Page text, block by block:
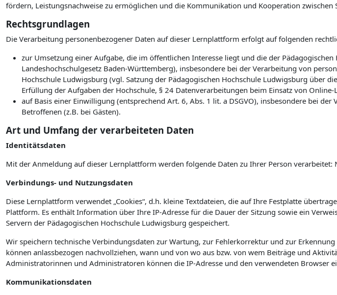
fördern, Leistungsnachweise zu ermöglichen und die Kommunikation und Kooperation
Rechtsgrundlagen
Die Verarbeitung personenbezogener Daten auf dieser Lernplattform erfolgt auf folgenden
zur Umsetzung einer Aufgabe, die im öffentlichen Interesse liegt und die der
Landeshochschulgesetz Baden-Württemberg), insbesondere bei der Verarbeitung von
Hochschule Ludwigsburg (vgl. Satzung der Pädagogischen Hochschule Ludwigsburg über
Erfüllung der Aufgaben der Hochschule, § 24 Datenverarbeitungen beim Einsatz von
auf Basis einer Einwilligung (entsprechend Art. 6, Abs. 1 lit. a DSGVO), insbesondere bei
Betroffenen (z.B. bei Gästen).
Art und Umfang der verarbeiteten Daten
Identitätsdaten
Mit der Anmeldung auf dieser Lernplattform werden folgende Daten zu Ihrer Person verarbeitet:
Verbindungs- und Nutzungsdaten
Diese Lernplattform verwendet „Cookies“, d.h. kleine Textdateien, die auf Ihre Festplatte
Plattform. Es enthält Information über Ihre IP-Adresse für die Dauer der Sitzung sowie ein
Servern der Pädagogischen Hochschule Ludwigsburg gespeichert.
Wir speichern technische Verbindungsdaten zur Wartung, zur Fehlerkorrektur und zur
können anlassbezogen nachvollziehen, wann und von wo aus bzw. von wem Beiträge und
Administratorinnen und Administratoren können die IP-Adresse und den verwendeten Browser
Kommunikationsdaten